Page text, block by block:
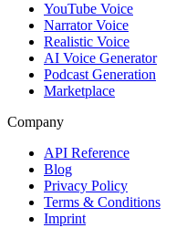
YouTube Voice
Narrator Voice
Realistic Voice
AI Voice Generator
Podcast Generation
Marketplace
Company
API Reference
Blog
Privacy Policy
Terms & Conditions
Imprint